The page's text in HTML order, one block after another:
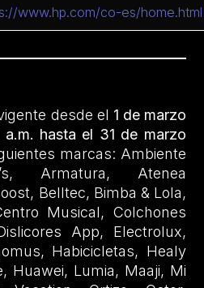
www.hp.com/co-es/home.html
desde el 1 de marzo
hasta el 31 de marzo
marcas: Ambiente
Armatura, Atenea
Belltec, Bimba & Lola,
Musical, Colchones
App, Electrolux,
Habicicletas, Healy
Huawei, Lumia, Maaji, Mi